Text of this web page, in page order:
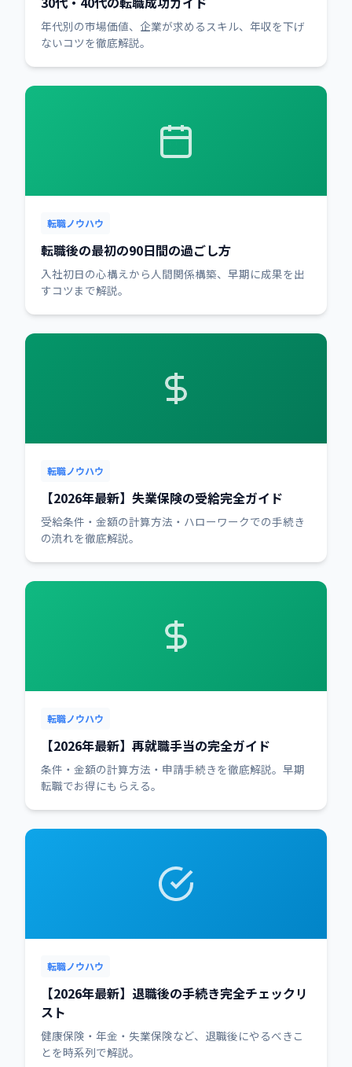
年代別の市場価値、企業が求めるスキル、年収を下げ
ないコツを徹底解説。
転職ノウハウ
転職後の最初の90日間の過ごし方
入社初日の心構えから人間関係構築、早期に成果を出
すコツまで解説。
転職ノウハウ
【2026年最新】失業保険の受給完全ガイド
受給条件・金額の計算方法・ハローワークでの手続き
の流れを徹底解説。
転職ノウハウ
【2026年最新】再就職手当の完全ガイド
条件・金額の計算方法・申請手続きを徹底解説。早期
転職でお得にもらえる。
転職ノウハウ
【2026年最新】退職後の手続き完全チェックリ
スト
健康保険・年金・失業保険など、退職後にやるべきこ
とを時系列で解説。